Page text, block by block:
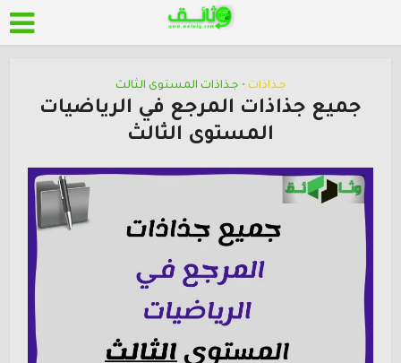
جـذاذات • جـذاذات المستوى الثالث
جميع جذاذات المرجع في الرياضيات
المستوى الثالث